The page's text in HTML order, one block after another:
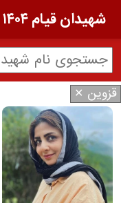
شهیدان قیام ۱۴۰۴ - قزوین
قزوین ✕